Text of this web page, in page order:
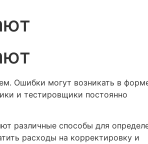
Ошибки могут возникать в
и тестировщики постоянно
различные способы для
расходы на корректировку и